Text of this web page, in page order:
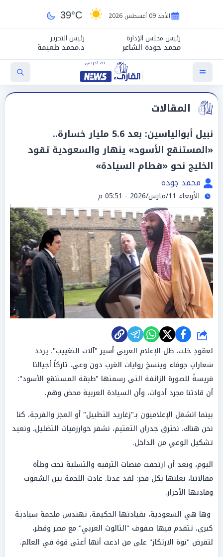
الأحد 09 أغسطس 2026 39°C
رئيس مجلس الإدارة
محمد جودة الشاعر
رئيس التحرير
د.محمد طعيمة
المقالات
نبيل أبوالياسين: بعد 5.6 مليار خسارة..
«المستنقع الأسود» ينهار والسعودية تقود
الخليج نحو «فطام السيادة»
محمد جوده
الأربعاء 11/مارس/2026 - 05:51 م
شارك
لعقودٍ خلت، ظل الإعلام العربي أسير "آلات التغييب"، يردد
شعاراتٍ جوفاء وينسخ روايات الغرب دون وعي، تاركاً أجيالنا
فريسةً للصورة الزائفة التي رسمتها "طبقة المستنقع الأسود":
أن قادتنا مجرد أدوات، وأن السيادة العربية محض وهم.
بينما انشغل الإعلاميون بـ"زغاريد التطبيل" أو العجز والفرجة، كنا
نحن هناك، نخترق جدران التعتيم، نشفر خوارزميات التضليل، ونعيد
تشكيل الوعي من الداخل.
اليوم، وبعد أن ارتجفت منصات الترفيه والتسلية تحت وطأة
مقالاتنا، نعلنها بكل فخر: لقد عدنا. عادت اللحمة بين الشعوب
وقادتها الأحرار.
وها هي السعودية، بقيادتها الحكيمة، تهندس ملحمة سيادية
كبرى، تتقدم فيها صفوف "الثالوث العربي" مع مصر وقطر،
لتفرض "نوة الارتكاز" على من ادعت أنها أعتى قوة في العالم.